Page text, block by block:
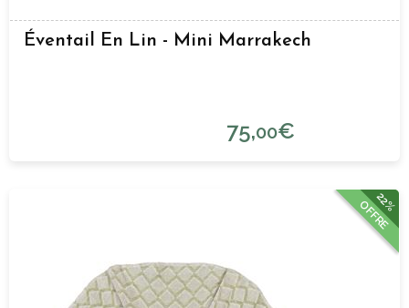
Éventail En Lin - Mini Marrakech
75,00€
22%
OFFRE